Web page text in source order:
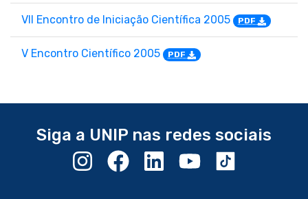
VII Encontro de Iniciação Científica 2005 PDF
V Encontro Científico 2005 PDF
Siga a UNIP nas redes sociais